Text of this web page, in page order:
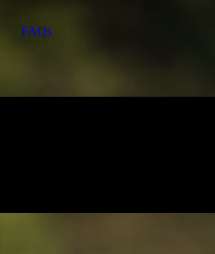
FAQs